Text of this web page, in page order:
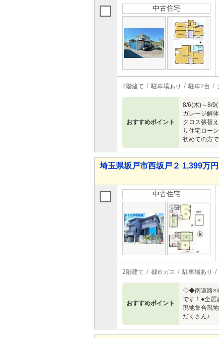
中古住宅
2階建て 駐車場あり 駐車2台
おすすめポイント
8/6(木)～8/
ガレージ解
クロス張替
り住宅ロー
初めての方
埼玉県坂戸市西坂戸２ 1,399万
中古住宅
2階建て 都市ガス 駐車場あり
おすすめポイント
◇◆南道路×
です！●全居
現地集合現
だくさん♪